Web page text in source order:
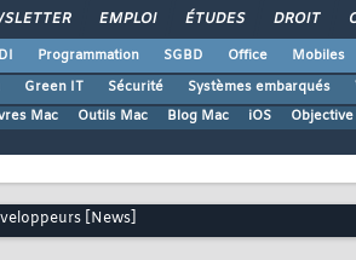
EMPLOI ÉTUDES DROIT
Programmation SGBD Office Mobiles
Green IT Sécurité Systèmes embarqués
Mac Outils Mac Blog Mac iOS Objective
[News]